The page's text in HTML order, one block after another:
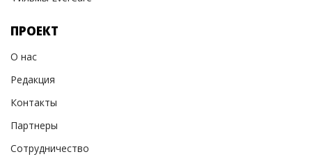
ПРОЕКТ
О нас
Редакция
Контакты
Партнеры
Сотрудничество